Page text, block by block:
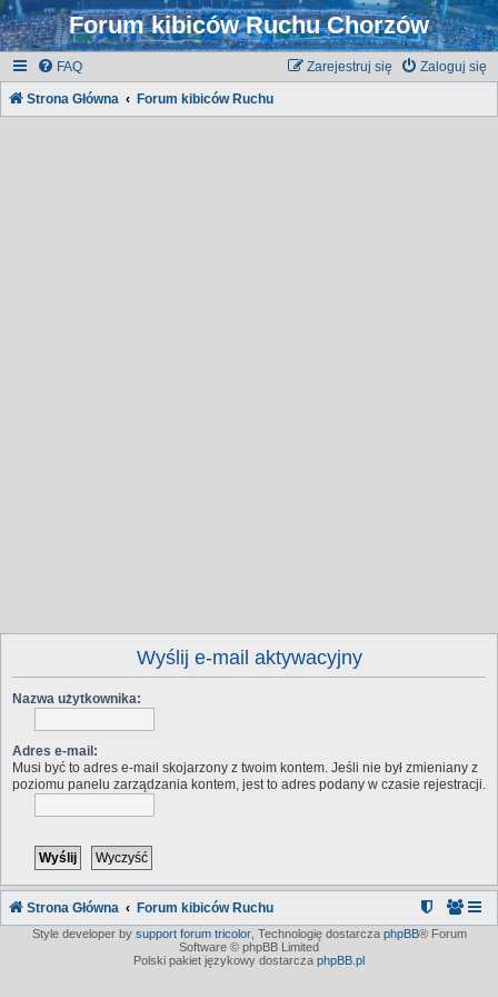
Forum kibiców Ruchu Chorzów
FAQ Zaloguj się
Zarejestruj się
Strona Główna Forum kibiców Ruchu
Wyślij e-mail aktywacyjny
Nazwa użytkownika:
Adres e-mail:
Musi być to adres e-mail skojarzony z twoim kontem. Jeśli nie był zmieniany z
poziomu panelu zarządzania kontem, jest to adres podany w czasie rejestracji.
Strona Główna Forum kibiców Ruchu
Style developer by support forum tricolor, Technologię dostarcza phpBB® Forum
Software © phpBB Limited
Polski pakiet językowy dostarcza phpBB.pl